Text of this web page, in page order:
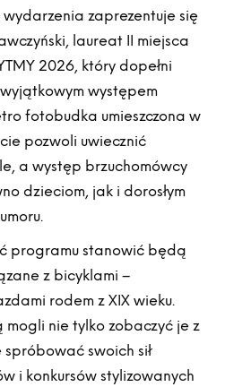
wydarzenia zaprezentuje się
laureat II miejsca
2026, który dopełni
występem
fotobudka umieszczona w
pozwoli uwiecznić
a występ brzuchomówcy
dzieciom, jak i dorosłym
programu stanowić będą
z bicyklami –
rodem z XIX wieku.
mogli nie tylko zobaczyć je z
swoich sił
i konkursów stylizowanych